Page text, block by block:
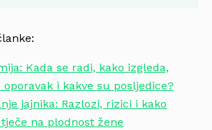
Kada se radi, kako izgleda,
i kakve su posljedice?
jajnika: Razlozi, rizici i kako
na plodnost žene